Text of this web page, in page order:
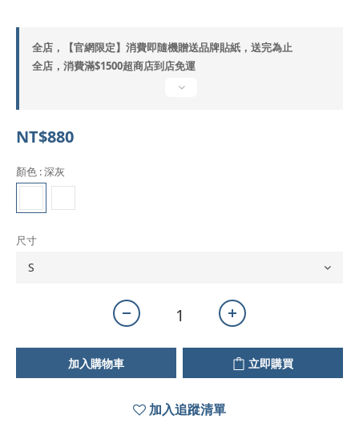
全店，【官網限定】消費即隨機贈送品牌貼紙，送完為止
全店，消費滿$1500超商店到店免運
NT$880
顏色 : 深灰
尺寸
加入購物車 立即購買
加入追蹤清單